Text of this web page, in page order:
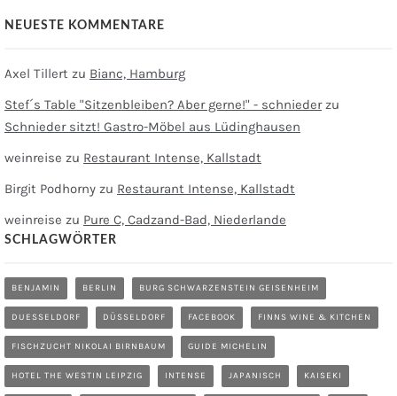
NEUESTE KOMMENTARE
Axel Tillert zu Bianc, Hamburg
Stef´s Table "Sitzenbleiben? Aber gerne!" - schniederzu
Schnieder sitzt! Gastro-Möbel aus Lüdinghausen
weinreise zu Restaurant Intense, Kallstadt
Birgit Podhorny zu Restaurant Intense, Kallstadt
weinreise zu Pure C, Cadzand-Bad, Niederlande
SCHLAGWÖRTER
BENJAMIN BERLIN BURG SCHWARZENSTEIN GEISENHEIM
DUESSELDORF DÜSSELDORF FACEBOOK FINNS WINE & KITCHEN
FISCHZUCHT NIKOLAI BIRNBAUM GUIDE MICHELIN
HOTEL THE WESTIN LEIPZIG INTENSE JAPANISCH KAISEKI